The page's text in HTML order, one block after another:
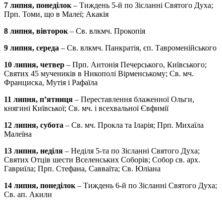
7 липня, понеділок – Тиждень 5-й по Зісланні Святого Духа;
Прп. Томи, що в Малеї; Акакія
8 липня, вівторок – Св. влкмч. Прокопія
9 липня, середа – Св. влкмч. Панкратія, єп. Тавроменійського
10 липня, четвер – Прп. Антонія Печерського, Київського;
Святих 45 мучеників в Никополі Вірменському; Св. мч.
Франциска, Мутія і Рафаїла
11 липня, п’ятниця – Переставлення блаженної Ольги,
княгині Київської; Св. мч. і всехвальної Євфимії
12 липня, субота – Св. мч. Прокла та Іларія; Прп. Михаїла
Малеїна
13 липня, неділя – Неділя 5-та по Зісланні Святого Духа;
Святих Отців шести Вселенських Соборів; Собор св. арх.
Гавриїла; Прп. Стефана, Савваїта; Св. Юліана
14 липня, понеділок – Тиждень 6-й по Зісланні Святого Духа;
Св. ап. Акили